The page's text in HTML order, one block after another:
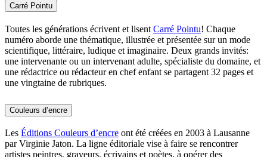
Carré Pointu
Toutes les générations écrivent et lisent Carré Pointu! Chaque
numéro aborde une thématique, illustrée et présentée sur un mode
scientifique, littéraire, ludique et imaginaire. Deux grands invités:
une intervenante ou un intervenant adulte, spécialiste du domaine, et
une rédactrice ou rédacteur en chef enfant se partagent 32 pages et
une vingtaine de rubriques.
Couleurs d’encre
Les Éditions Couleurs d’encre ont été créées en 2003 à Lausanne
par Virginie Jaton. La ligne éditoriale vise à faire se rencontrer
artistes peintres, graveurs, écrivains et poètes, à opérer des